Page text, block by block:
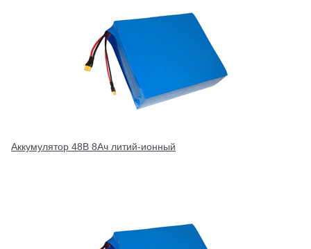
Аккумулятор 48В 8Ач литий-ионный